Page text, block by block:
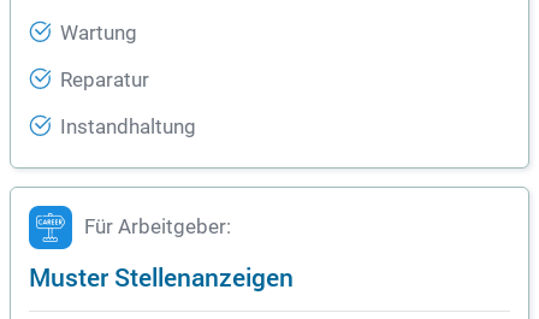
Wartung
Reparatur
Instandhaltung
Für Arbeitgeber:
Muster Stellenanzeigen